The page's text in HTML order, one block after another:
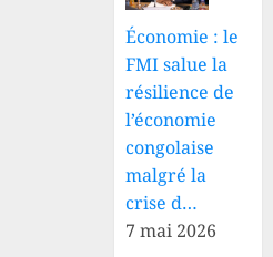
Économie : le
FMI salue la
résilience de
l’économie
congolaise
malgré la
crise d…
7 mai 2026